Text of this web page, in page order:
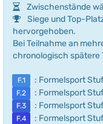
Zwischenstände
Siege und Top-
hervorgehoben.
Bei Teilnahme an
chronologisch spätere
F.1 : Formelsport
F.2 : Formelsport
F.3 : Formelsport
F.4 : Formelsport